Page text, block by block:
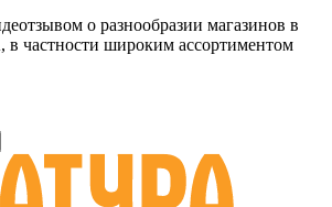
о разнообразии магазинов в
широким ассортиментом